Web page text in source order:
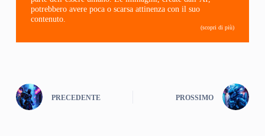
potrebbero avere poca o scarsa attinenza con il suo
contenuto.
(scopri di più)
PRECEDENTE PROSSIMO